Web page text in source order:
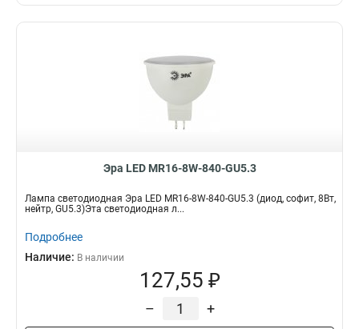
Эра LED MR16-8W-840-GU5.3
Лампа светодиодная Эра LED MR16-8W-840-GU5.3 (диод, софит, 8Вт,
нейтр, GU5.3)Эта светодиодная л...
Подробнее
Наличие: В наличии
127,55 ₽
– +